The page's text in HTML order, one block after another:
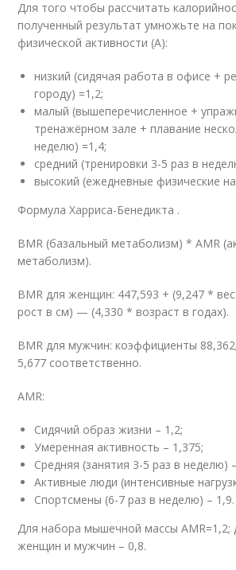
Для того чтобы рассчитать
полученный результат умножьте на
физической активности (А):
низкий (сидячая работа в офисе +
городу) =1,2;
малый (вышеперечисленное +
тренажёрном зале + плавание
неделю) =1,4;
средний (тренировки 3-5 раз в
высокий (ежедневные физические
Формула Харриса-Бенедикта .
BMR (базальный метаболизм) * AMR
метаболизм).
BMR для женщин: 447,593 + (9,247 *
рост в см) — (4,330 * возраст в годах).
BMR для мужчин: коэффициенты
5,677 соответственно.
AMR:
Сидячий образ жизни – 1,2;
Умеренная активность – 1,375;
Средняя (занятия 3-5 раз в неделю)
Активные люди (интенсивные
Спортсмены (6-7 раз в неделю) – 1,9.
Для набора мышечной массы AMR=1,2;
женщин и мужчин – 0,8.